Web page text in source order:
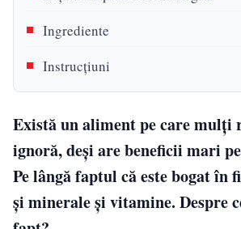
Ingrediente
Instrucțiuni
Există un aliment pe care mulți
ignoră, deși are beneficii mari
Pe lângă faptul că este bogat în
și minerale și vitamine. Despre